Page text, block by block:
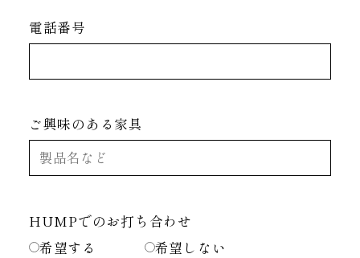
電話番号
ご興味のある家具
HUMPでのお打ち合わせ
希望する
希望しない